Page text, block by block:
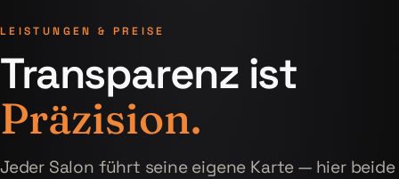
LEISTUNGEN & PREISE
Transparenz ist
Präzision.
Jeder Salon führt seine eigene Karte — hier beide